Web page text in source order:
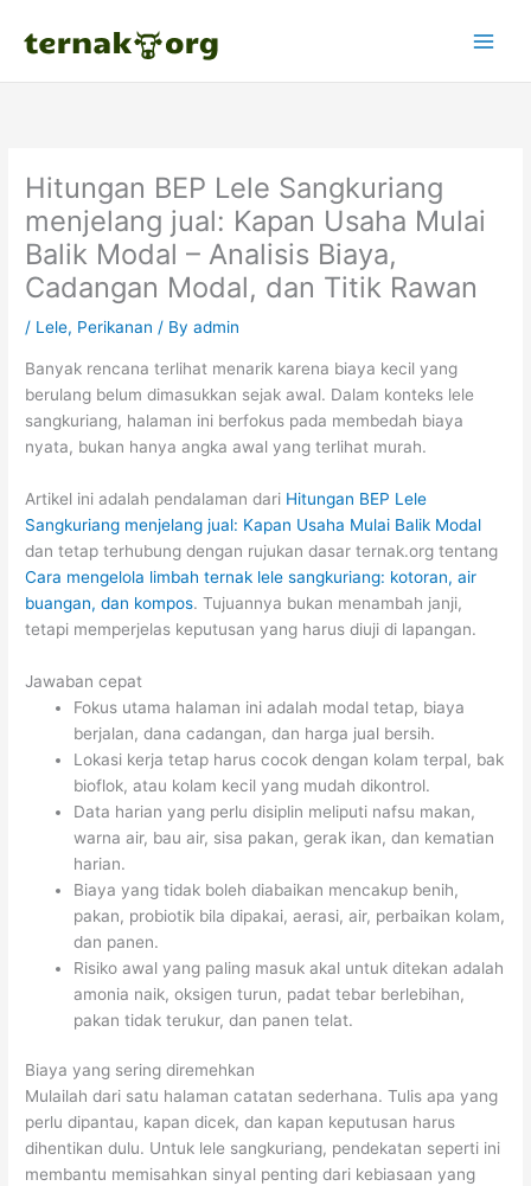
Hitungan BEP Lele Sangkuriang
menjelang jual: Kapan Usaha Mulai
Balik Modal – Analisis Biaya,
Cadangan Modal, dan Titik Rawan
/ Lele, Perikanan / Byadmin
Banyak rencana terlihat menarik karena biaya kecil yang
berulang belum dimasukkan sejak awal. Dalam konteks lele
sangkuriang, halaman ini berfokus pada membedah biaya
nyata, bukan hanya angka awal yang terlihat murah.
Artikel ini adalah pendalaman dari Hitungan BEP Lele
Sangkuriang menjelang jual: Kapan Usaha Mulai Balik Modal
dan tetap terhubung dengan rujukan dasar ternak.org tentang
Cara mengelola limbah ternak lele sangkuriang: kotoran, air
buangan, dan kompos. Tujuannya bukan menambah janji,
tetapi memperjelas keputusan yang harus diuji di lapangan.
Jawaban cepat
Fokus utama halaman ini adalah modal tetap, biaya
berjalan, dana cadangan, dan harga jual bersih.
Lokasi kerja tetap harus cocok dengan kolam terpal, bak
bioflok, atau kolam kecil yang mudah dikontrol.
Data harian yang perlu disiplin meliputi nafsu makan,
warna air, bau air, sisa pakan, gerak ikan, dan kematian
harian.
Biaya yang tidak boleh diabaikan mencakup benih,
pakan, probiotik bila dipakai, aerasi, air, perbaikan kolam,
dan panen.
Risiko awal yang paling masuk akal untuk ditekan adalah
amonia naik, oksigen turun, padat tebar berlebihan,
pakan tidak terukur, dan panen telat.
Biaya yang sering diremehkan
Mulailah dari satu halaman catatan sederhana. Tulis apa yang
perlu dipantau, kapan dicek, dan kapan keputusan harus
dihentikan dulu. Untuk lele sangkuriang, pendekatan seperti ini
membantu memisahkan sinyal penting dari kebiasaan yang